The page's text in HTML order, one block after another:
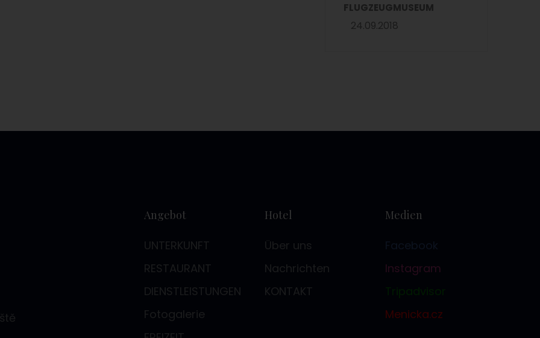
FLUGZEUGMUSEUM
24.09.2018
Angebot
UNTERKUNFT
RESTAURANT
DIENSTLEISTUNGEN
Fotogalerie
Hotel
Über uns
Nachrichten
KONTAKT
Medien
Facebook
Instagram
Tripadvisor
Menicka.cz